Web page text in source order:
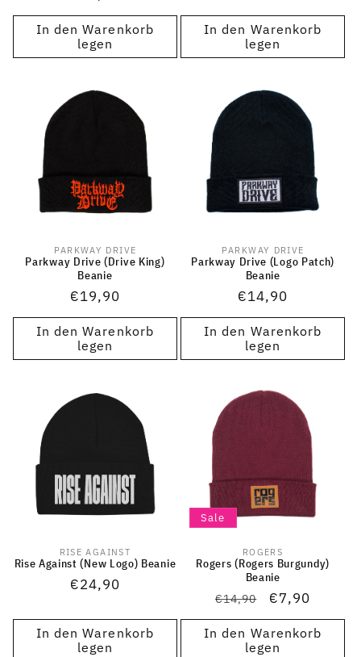
Preis
In den Warenkorb
legen
In den Warenkorb
legen
Anbieter:
PARKWAY DRIVE
Parkway Drive (Drive King)
Beanie
Normaler
Preis
€19,90
In den Warenkorb
legen
Anbieter:
PARKWAY DRIVE
Parkway Drive (Logo Patch)
Beanie
Normaler
Preis
€14,90
In den Warenkorb
legen
Anbieter:
RISE AGAINST
Rise Against (New Logo) Beanie
Normaler
€24,90
In den Warenkorb
legen
Sale
Anbieter:
ROGERS
Rogers (Rogers Burgundy)
Beanie
Normaler
Preis
€14,90 €7,90
In den Warenkorb
legen